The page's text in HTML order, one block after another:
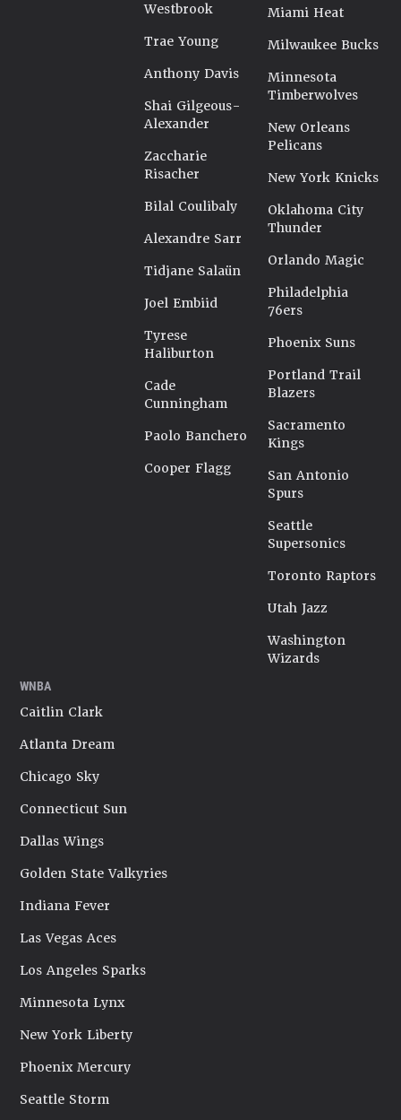
Westbrook
Trae Young
Anthony Davis
Shai Gilgeous-
Alexander
Zaccharie
Risacher
Bilal Coulibaly
Alexandre Sarr
Tidjane Salaün
Joel Embiid
Tyrese
Haliburton
Cade
Cunningham
Paolo Banchero
Cooper Flagg
Miami Heat
Milwaukee Bucks
Minnesota
Timberwolves
New Orleans
Pelicans
New York Knicks
Oklahoma City
Thunder
Orlando Magic
Philadelphia
76ers
Phoenix Suns
Portland Trail
Blazers
Sacramento
Kings
San Antonio
Spurs
Seattle
Supersonics
Toronto Raptors
Utah Jazz
Washington
Wizards
WNBA
Caitlin Clark
Atlanta Dream
Chicago Sky
Connecticut Sun
Dallas Wings
Golden State Valkyries
Indiana Fever
Las Vegas Aces
Los Angeles Sparks
Minnesota Lynx
New York Liberty
Phoenix Mercury
Seattle Storm